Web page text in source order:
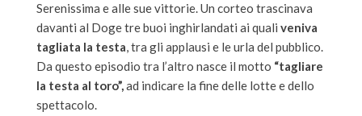
Serenissima e alle sue vittorie. Un corteo trascinava
davanti al Doge tre buoi inghirlandati ai quali veniva
tagliata la testa, tra gli applausi e le urla del pubblico.
Da questo episodio tra l’altro nasce il motto “tagliare
la testa al toro”,ad indicare la fine delle lotte e dello
spettacolo.